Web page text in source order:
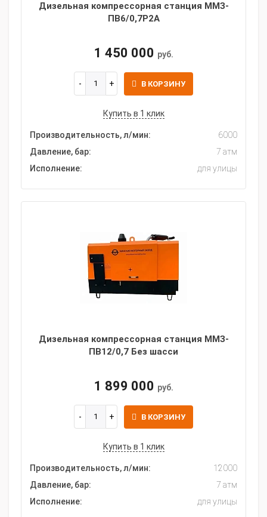
Дизельная компрессорная станция ММЗ-
ПВ6/0,7Р2А
1 450 000 руб.
В КОРЗИНУ
Купить в 1 клик
Производительность, л/мин:
6000
Давление, бар:
7 атм
Исполнение:
для улицы
Дизельная компрессорная станция ММЗ-
ПВ12/0,7 Без шасси
1 899 000 руб.
В КОРЗИНУ
Купить в 1 клик
Производительность, л/мин:
12000
Давление, бар:
7 атм
Исполнение:
для улицы